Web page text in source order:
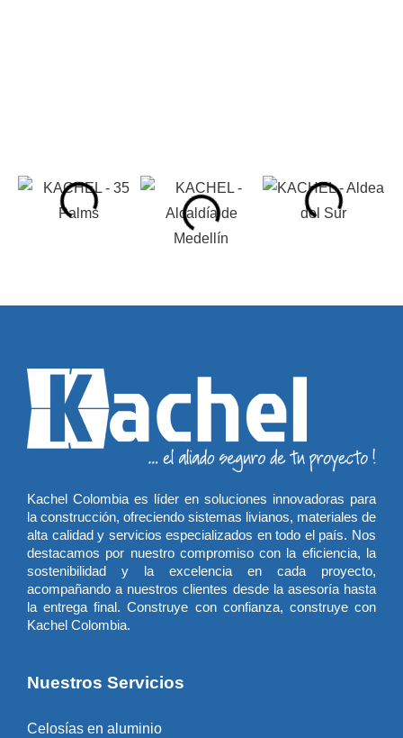
Kachel Colombia es líder en soluciones innovadoras para
la construcción, ofreciendo sistemas livianos, materiales de
alta calidad y servicios especializados en todo el país. Nos
destacamos por nuestro compromiso con la eficiencia, la
sostenibilidad y la excelencia en cada proyecto,
acompañando a nuestros clientes desde la asesoría hasta
la entrega final. Construye con confianza, construye con
Kachel Colombia.
Nuestros Servicios
Celosías en aluminio